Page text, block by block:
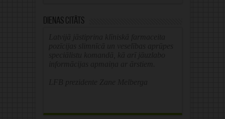
Dienas citāts